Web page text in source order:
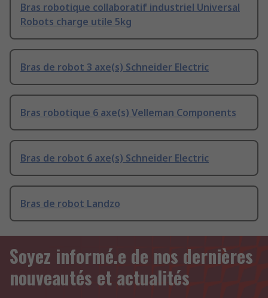
Bras robotique collaboratif industriel Universal
Robots charge utile 5kg
Bras de robot 3 axe(s) Schneider Electric
Bras robotique 6 axe(s) Velleman Components
Bras de robot 6 axe(s) Schneider Electric
Bras de robot Landzo
Soyez informé.e de nos dernières
nouveautés et actualités